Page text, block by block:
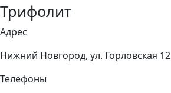
Трифолит
Адрес
Нижний Новгород, ул. Горловская 12
Телефоны